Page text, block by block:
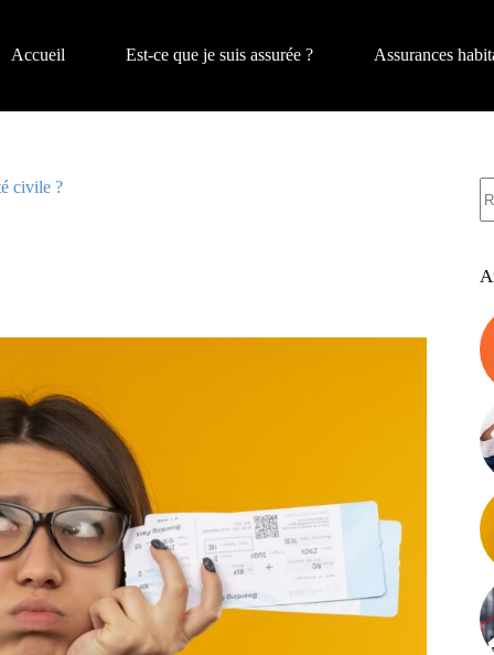
Accueil Est-ce que je suis assurée ? Assurances
civile ?